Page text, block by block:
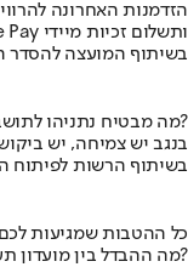
הזדמנות האחרונה
יחסי הימור משופרים, הפקדות ב-Apple Pay ותשלום זכיות מיידי
בשיתוף המועצה להסדר
מה מבטיח נתניהו לתושבי הנגב?
בנגב יש צמיחה, יש
בשיתוף הרשות לפיתוח
כל ההטבות שמגיעות לכם
מה ההבדל בין מועדון תעופה וכרטיס אשראי?